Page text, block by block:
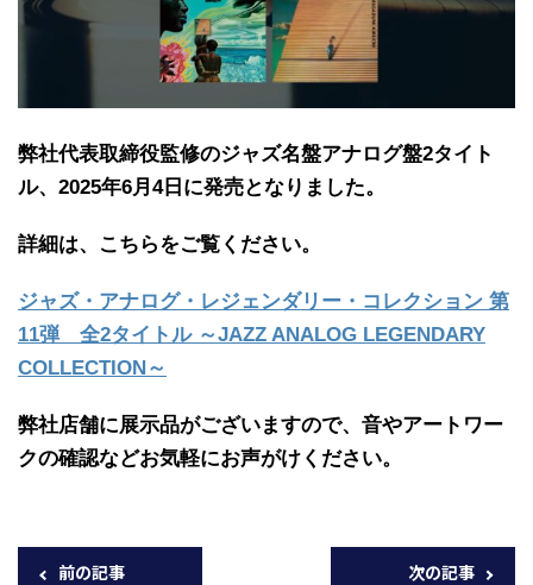
弊社代表取締役監修のジャズ名盤アナログ盤2タイト
ル、2025年6月4日に発売となりました。
詳細は、こちらをご覧ください。
ジャズ・アナログ・レジェンダリー・コレクション 第
11弾 全2タイトル ～JAZZ ANALOG LEGENDARY
COLLECTION～
弊社店舗に展示品がございますので、音やアートワー
クの確認などお気軽にお声がけください。
前の記事 次の記事